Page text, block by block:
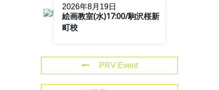
2026年8月19日
絵画教室(水)17:00/駒沢桜新
町校
PRV Event